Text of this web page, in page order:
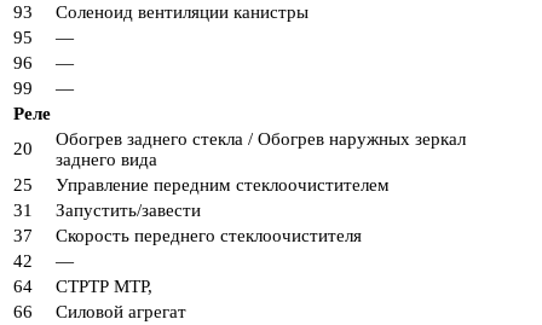
93
Соленоид вентиляции канистры
95
—
96
—
99
—
Реле
20
Обогрев заднего стекла / Обогрев наружных зеркал
заднего вида
25
Управление передним стеклоочистителем
31
Запустить/завести
37
Скорость переднего стеклоочистителя
42
—
64
СТРТР МТР,
66
Силовой агрегат